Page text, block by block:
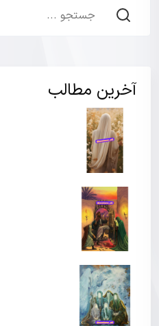
آخرین مطالب